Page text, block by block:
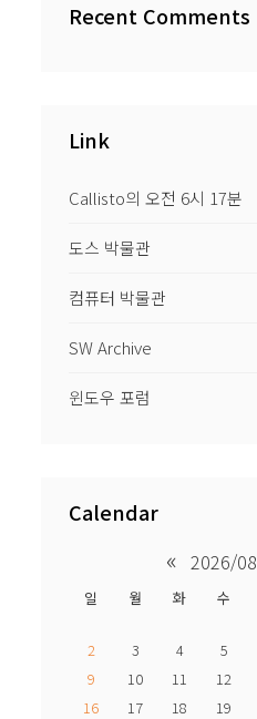
Recent Comments
Link
Callisto의 오전 6시 17분
도스 박물관
컴퓨터 박물관
SW Archive
윈도우 포럼
Calendar
« 2026/08
일 월 화 수
2
3 4 5
9
10 11 12
16
17 18 19